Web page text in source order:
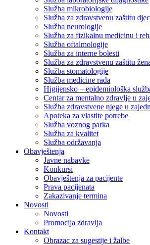
Služba mikrobiologije
Služba za zdravstvenu zaštitu
Služba neurologije
Služba za fizikalnu medicinu i
Služba oftalmologije
Služba za interne bolesti
Služba za zdravstvenu zaštitu
Služba stomatologije
Služba medicine rada
Higijensko – epidemiološka
Centar za mentalno zdravlje u
Služba zdravstvene njege u
Apoteka za vlastite potrebe
Služba voznog parka
Služba za kvalitet
Služba održavanja
Obavještenja
Javne nabavke
Konkursi
Obavještenja za pacijente
Prava pacijenata
Zakazivanje termina
Novosti
Novosti
Promocija zdravlja
Kontakt
Obrazac za sugestije i žalbe